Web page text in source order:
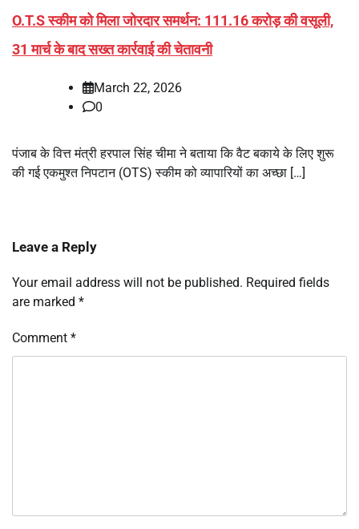
O.T.S स्कीम को मिला जोरदार समर्थन: 111.16 करोड़ की वसूली,
31 मार्च के बाद सख्त कार्रवाई की चेतावनी
March 22, 2026
0
पंजाब के वित्त मंत्री हरपाल सिंह चीमा ने बताया कि वैट बकाये के लिए शुरू
की गई एकमुश्त निपटान (OTS) स्कीम को व्यापारियों का अच्छा […]
Leave a Reply
Your email address will not be published. Required fields
are marked *
Comment *